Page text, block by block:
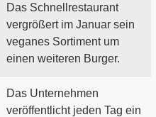
Das Schnellrestaurant
vergrößert im Januar sein
veganes Sortiment um
einen weiteren Burger.
Das Unternehmen
veröffentlicht jeden Tag ein